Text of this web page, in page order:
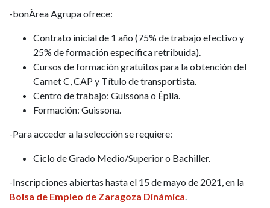
-bonÀrea Agrupa ofrece:
Contrato inicial de 1 año (75% de trabajo efectivo y
25% de formación específica retribuida).
Cursos de formación gratuitos para la obtención del
Carnet C, CAP y Título de transportista.
Centro de trabajo: Guissona o Épila.
Formación: Guissona.
-Para acceder a la selección se requiere:
Ciclo de Grado Medio/Superior o Bachiller.
-Inscripciones abiertas hasta el 15 de mayo de 2021, en la
Bolsa de Empleo de Zaragoza Dinámica.